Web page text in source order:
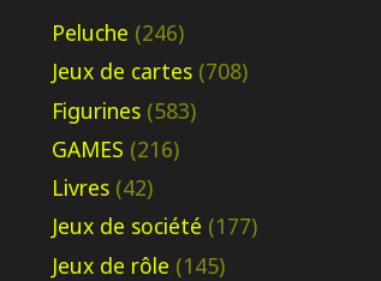
Peluche (246)
Jeux de cartes (708)
Figurines (583)
GAMES (216)
Livres (42)
Jeux de société (177)
Jeux de rôle (145)